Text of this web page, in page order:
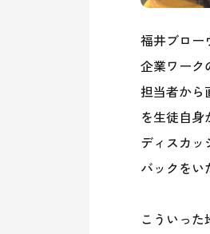
福井ブロー
企業ワーク
担当者から
を生徒自身
ディスカッ
バックをい
こういっ